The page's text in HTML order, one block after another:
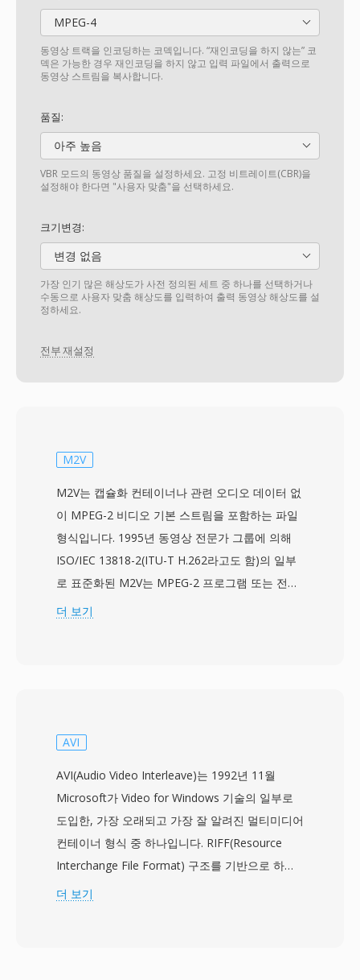
MPEG-4
동영상 트랙을 인코딩하는 코덱입니다. “재인코딩을 하지 않는” 코
덱은 가능한 경우 재인코딩을 하지 않고 입력 파일에서 출력으로
동영상 스트림을 복사합니다.
품질:
아주 높음
VBR 모드의 동영상 품질을 설정하세요. 고정 비트레이트(CBR)을
설정해야 한다면 "사용자 맞춤"을 선택하세요.
크기변경:
변경 없음
가장 인기 많은 해상도가 사전 정의된 세트 중 하나를 선택하거나
수동으로 사용자 맞춤 해상도를 입력하여 출력 동영상 해상도를 설
정하세요.
전부 재설정
M2V
M2V는 캡슐화 컨테이너나 관련 오디오 데이터 없
이 MPEG-2 비디오 기본 스트림을 포함하는 파일
형식입니다. 1995년 동영상 전문가 그룹에 의해
ISO/IEC 13818-2(ITU-T H.262라고도 함)의 일부
로 표준화된 M2V는 MPEG-2 프로그램 또는 전송
스트림 내에서 나타나는 것과 동일한 원시 압축 비
은 표준 화질부터 1920x1080 HD까지의 해상도에
지원하며, 비트레이트는 소비자 콘텐츠의 경우 일
반적으로 2~15Mbps, 전문 용도에서는 최대
80Mbps에 이릅니다. 인트라 코딩 프레임과 예측
프레임을 함께 사용하여 압축 효율과 랜덤 액세스
기능 간의 효과적인 균형을 제공합니다. M2V는 비
디오만 포함하고 오디오나 동기화 정보가 없으므
더 보기
AVI
AVI(Audio Video Interleave)는 1992년 11월
Microsoft가 Video for Windows 기술의 일부로
도입한, 가장 오래되고 가장 잘 알려진 멀티미디어
컨테이너 형식 중 하나입니다. RIFF(Resource
Interchange File Format) 구조를 기반으로 하며,
오디오와 비디오 데이터를 교대 청크로 인터리빙
더 보기